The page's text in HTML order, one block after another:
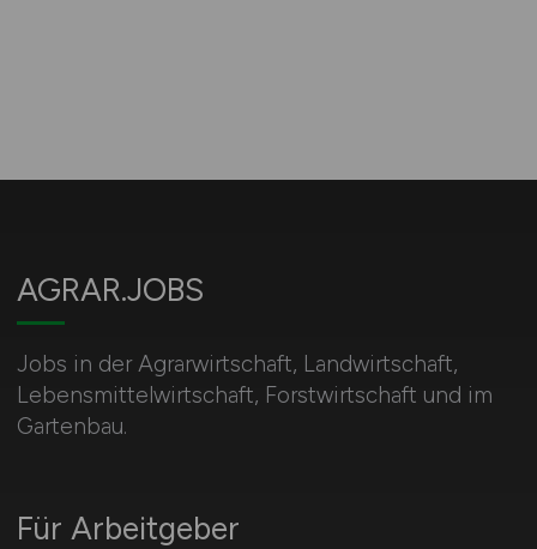
AGRAR.JOBS
Jobs in der Agrarwirtschaft, Landwirtschaft,
Lebensmittelwirtschaft, Forstwirtschaft und im
Gartenbau.
Für Arbeitgeber